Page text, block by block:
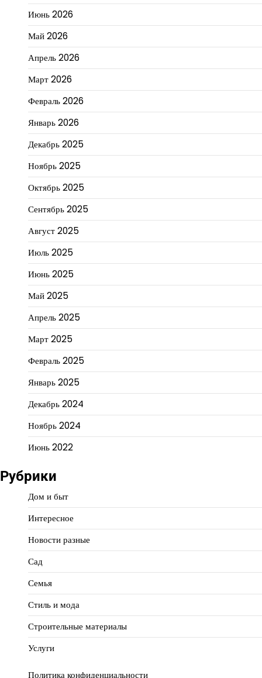
Июнь 2026
Май 2026
Апрель 2026
Март 2026
Февраль 2026
Январь 2026
Декабрь 2025
Ноябрь 2025
Октябрь 2025
Сентябрь 2025
Август 2025
Июль 2025
Июнь 2025
Май 2025
Апрель 2025
Март 2025
Февраль 2025
Январь 2025
Декабрь 2024
Ноябрь 2024
Июнь 2022
Рубрики
Дом и быт
Интересное
Новости разные
Сад
Семья
Стиль и мода
Строительные материалы
Услуги
Политика конфиденциальности